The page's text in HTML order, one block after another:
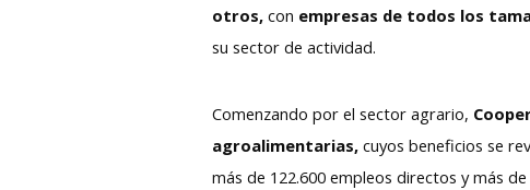
otros,con empresas de todos los
su sector de actividad.
Comenzando por el sector agrario,
agroalimentarias, cuyos beneficios se
más de 122.600 empleos directos y más